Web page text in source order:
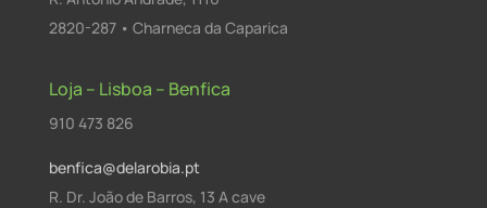
2820-287 • Charneca da Caparica
Loja – Lisboa – Benfica
910 473 826
benfica@delarobia.pt
R. Dr. João de Barros, 13 A cave